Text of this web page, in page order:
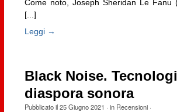
Come noto, Joseph Sheridan Le Fanu
[...]
Leggi →
Black Noise.
diaspora sonora
Pubblicato il25 Giugno 2021 · in Recensioni·